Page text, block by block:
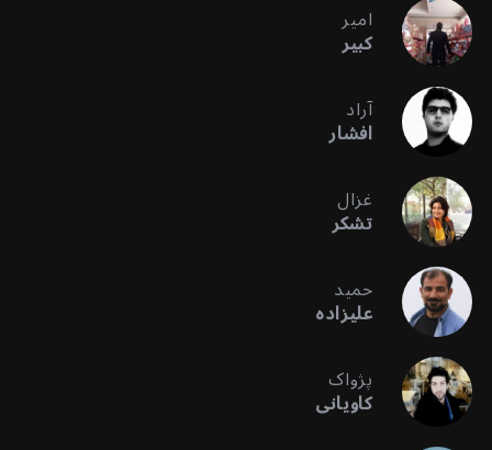
امیر
کبیر
آراد
افشار
غزال
تشکر
حمید
علیزاده
پژواک
کاویانی